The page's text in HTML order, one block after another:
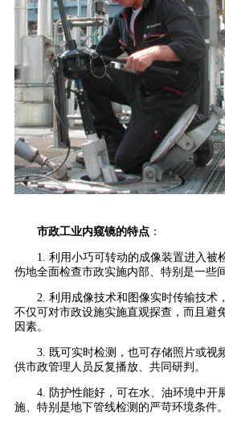
市政工业内窥镜的特点 ：
1. 利用小巧可转动的成像装置进入被
伤地全面检查市政实施内部、特别是一些
2. 利用成像技术和图像实时传输技术
不仅可对市政设施实施直观探查，而且避
因素。
3. 既可实时检测，也可存储照片或视
供市政管理人员反复播放、共同研判。
4. 防护性能好，可在水、油环境中开
施、特别是地下管线检测的严苛环境条件。